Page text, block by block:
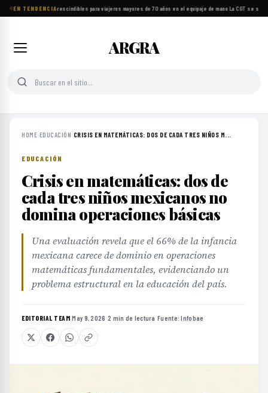
EN TENDENCIA
Ocho objetos imprescindibles para viajeros mayores de 70 años en el equipaje de mano·La CGT se
ARGRA
HOME›EDUCACIÓN› CRISIS EN MATEMÁTICAS: DOS DE CADA TRES NIÑOS M...
EDUCACIÓN
Crisis en matemáticas: dos de
cada tres niños mexicanos no
domina operaciones básicas
Una evaluación revela que el 66% de la infancia
mexicana carece de dominio en operaciones
matemáticas fundamentales, evidenciando un
problema estructural en la educación del país.
EDITORIAL TEAM·May 9, 2026 ·2 min de lectura ·Fuente:Infobae